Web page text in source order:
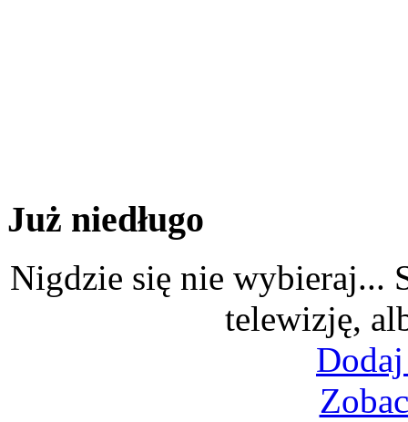
Już niedługo
Nigdzie się nie wybieraj...
telewizję,